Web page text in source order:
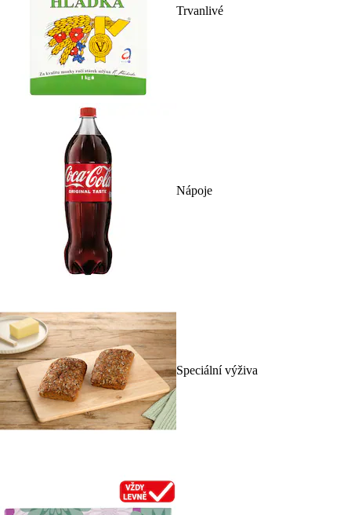
Trvanlivé
Nápoje
Speciální výživa